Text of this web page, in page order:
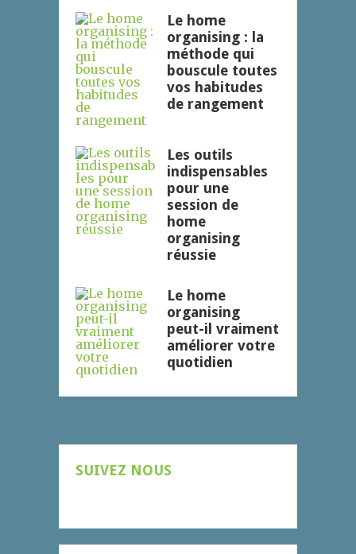
Le home
organising : la
méthode qui
bouscule toutes
vos habitudes
de rangement
Les outils
indispensables
pour une
session de
home
organising
réussie
Le home
organising
peut-il vraiment
améliorer votre
quotidien
SUIVEZ NOUS